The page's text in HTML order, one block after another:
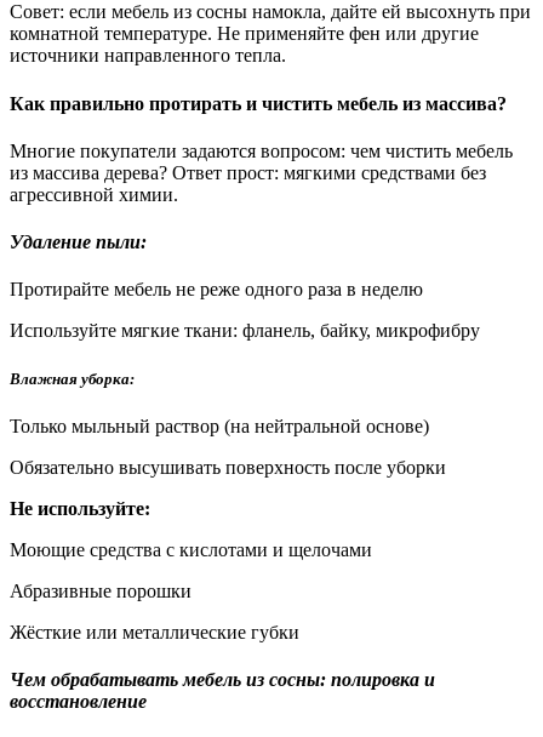
Совет: если мебель из сосны намокла, дайте ей высохнуть при
комнатной температуре. Не применяйте фен или другие
источники направленного тепла.
Как правильно протирать и чистить мебель из массива?
Многие покупатели задаются вопросом: чем чистить мебель
из массива дерева? Ответ прост: мягкими средствами без
агрессивной химии.
Удаление пыли:
Протирайте мебель не реже одного раза в неделю
Используйте мягкие ткани: фланель, байку, микрофибру
Влажная уборка:
Только мыльный раствор (на нейтральной основе)
Обязательно высушивать поверхность после уборки
Не используйте:
Моющие средства с кислотами и щелочами
Абразивные порошки
Жёсткие или металлические губки
Чем обрабатывать мебель из сосны: полировка и
восстановление